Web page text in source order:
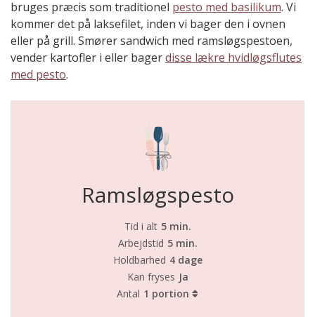
bruges præcis som traditionel pesto med basilikum. Vi
kommer det på laksefilet, inden vi bager den i ovnen
eller på grill. Smører sandwich med ramsløgspestoen,
vender kartofler i eller bagerdisse lækre hvidløgsflutes
med pesto.
Ramsløgspesto
Tid i alt 5 min.
Arbejdstid 5 min.
Holdbarhed 4 dage
Kan fryses Ja
Antal 1 portion